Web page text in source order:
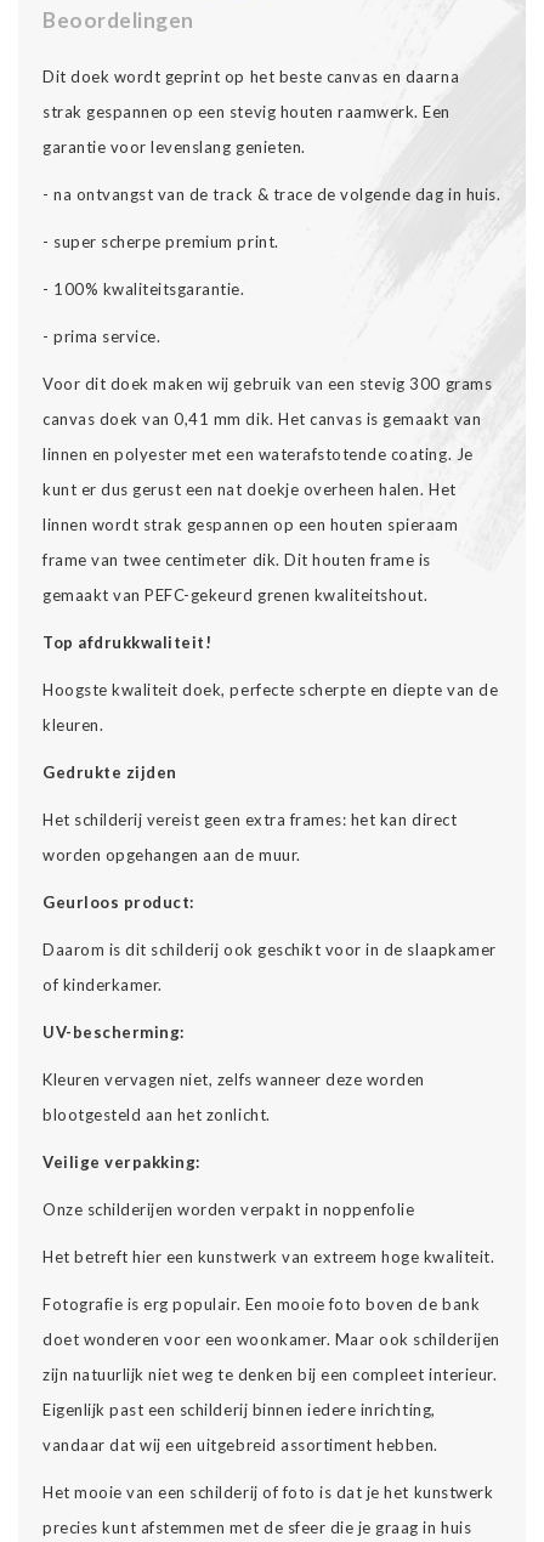
Beoordelingen
Dit doek wordt geprint op het beste canvas en daarna
strak gespannen op een stevig houten raamwerk. Een
garantie voor levenslang genieten.
- na ontvangst van de track & trace de volgende dag in huis.
- super scherpe premium print.
- 100% kwaliteitsgarantie.
- prima service.
Voor dit doek maken wij gebruik van een stevig 300 grams
canvas doek van 0,41 mm dik. Het canvas is gemaakt van
linnen en polyester met een waterafstotende coating. Je
kunt er dus gerust een nat doekje overheen halen. Het
linnen wordt strak gespannen op een houten spieraam
frame van twee centimeter dik. Dit houten frame is
gemaakt van PEFC-gekeurd grenen kwaliteitshout.
Top afdrukkwaliteit!
Hoogste kwaliteit doek, perfecte scherpte en diepte van de
kleuren.
Gedrukte zijden
Het schilderij vereist geen extra frames: het kan direct
worden opgehangen aan de muur.
Geurloos product:
Daarom is dit schilderij ook geschikt voor in de slaapkamer
of kinderkamer.
UV-bescherming:
Kleuren vervagen niet, zelfs wanneer deze worden
blootgesteld aan het zonlicht.
Veilige verpakking:
Onze schilderijen worden verpakt in noppenfolie
Het betreft hier een kunstwerk van extreem hoge kwaliteit.
Fotografie is erg populair. Een mooie foto boven de bank
doet wonderen voor een woonkamer. Maar ook schilderijen
zijn natuurlijk niet weg te denken bij een compleet interieur.
Eigenlijk past een schilderij binnen iedere inrichting,
vandaar dat wij een uitgebreid assortiment hebben.
Het mooie van een schilderij of foto is dat je het kunstwerk
precies kunt afstemmen met de sfeer die je graag in huis